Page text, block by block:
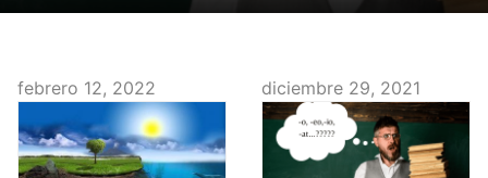
febrero 12, 2022 diciembre 29, 2021